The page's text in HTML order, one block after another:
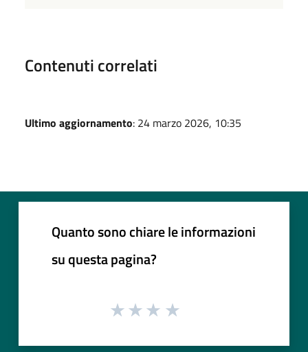
Contenuti correlati
Ultimo aggiornamento: 24 marzo 2026, 10:35
Quanto sono chiare le informazioni
su questa pagina?